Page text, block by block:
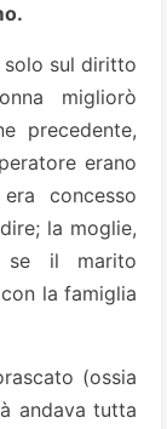
solo sul diritto
migliorò
precedente,
erano
concesso
la moglie,
se il marito
la famiglia
(ossia
andava tutta